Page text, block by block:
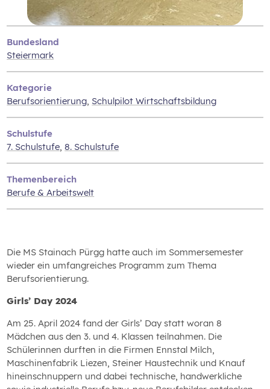
Bundesland
Steiermark
Kategorie
Berufsorientierung, Schulpilot Wirtschaftsbildung
Schulstufe
7. Schulstufe, 8. Schulstufe
Themenbereich
Berufe & Arbeitswelt
Die MS Stainach Pürgg hatte auch im Sommersemester
wieder ein umfangreiches Programm zum Thema
Berufsorientierung.
Girls’ Day 2024
Am 25. April 2024 fand der Girls’ Day statt woran 8
Mädchen aus den 3. und 4. Klassen teilnahmen. Die
Schülerinnen durften in die Firmen Ennstal Milch,
Maschinenfabrik Liezen, Steiner Haustechnik und Knauf
hineinschnuppern und dabei technische, handwerkliche